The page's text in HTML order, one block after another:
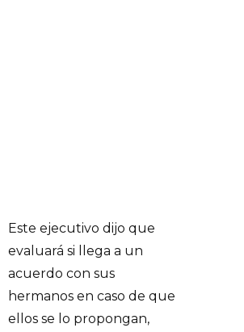
Este ejecutivo dijo que
evaluará si llega a un
acuerdo con sus
hermanos en caso de que
ellos se lo propongan,